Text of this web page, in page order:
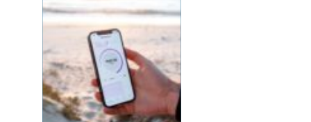
den skadas tappar
motorn kraft, börjar gå